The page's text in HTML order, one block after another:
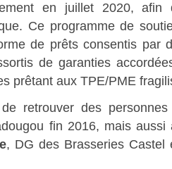
en juillet 2020, afin
Ce programme de
de prêts consentis par
de garanties
prêtant aux TPE/PME
retrouver des
fin 2016, mais
, DG des Brasseries Castel